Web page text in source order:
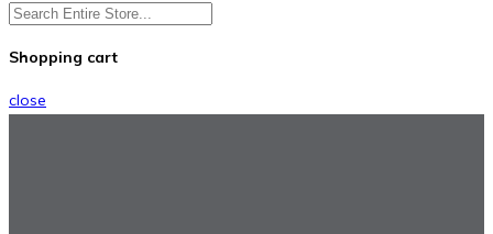
Shopping cart
close